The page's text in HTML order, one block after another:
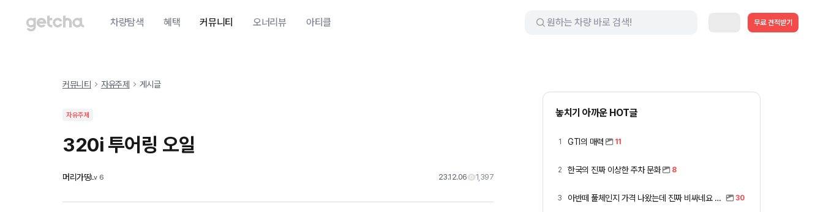
차량탐색 혜택 커뮤니티 오너리뷰 아티클 무료 견적받기
커뮤니티 자유주제 게시글
자유주제
320i 투어링 오일
머리가띵Lv 6 23.12.06 1,397
놓치기 아까운 HOT글
1 GTI의 매력 11
2 한국의 진짜 이상한 주차 문화 8
3 아반떼 풀체인지 가격 나왔는데 진짜 비싸네요 ㅎㅎ 30